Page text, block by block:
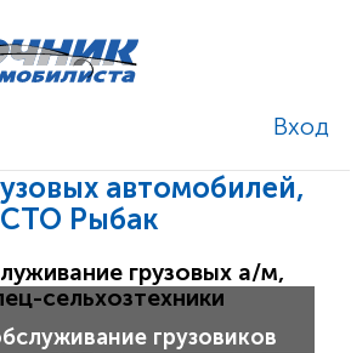
Вход
автомобилей,
СТО Рыбак
грузовых а/м,
сельхозтехники
грузовиков